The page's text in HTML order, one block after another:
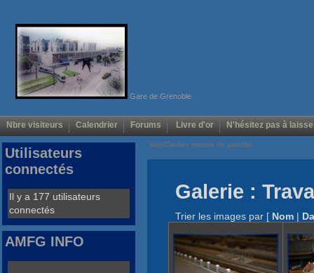
Gare de Grenoble
Nbre visiteurs Calendrier Forums Livre d'or N'hésitez pas à
Voir/Cacher menus de gauche
Galerie :
Trier les images par [ Nom |
Utilisateurs
connectés
Il y a 177 utilisateurs
connectés
AMFG INFO